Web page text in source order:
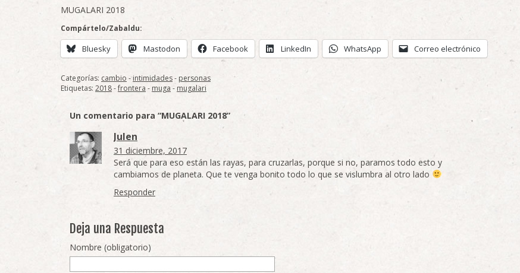
MUGALARI 2018
Compártelo/Zabaldu:
Bluesky Mastodon Facebook LinkedIn WhatsApp Correo electrónico
Categorías: cambio -intimidades- personas
Etiquetas: 2018-frontera - muga - mugalari
Un comentario para “MUGALARI 2018”
Julen
31 diciembre, 2017
Será que para eso están las rayas, para cruzarlas, porque si no, paramos todo esto y
cambiamos de planeta. Que te venga bonito todo lo que se vislumbra al otro lado
Responder
Deja una Respuesta
Nombre (obligatorio)